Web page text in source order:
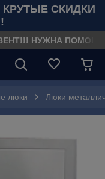
КРУТЫЕ СКИДКИ
НУЖНА
люки Люки